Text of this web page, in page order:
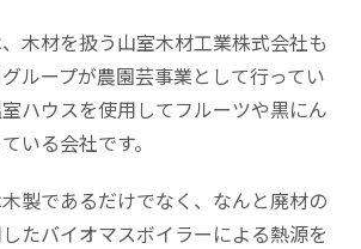
木材を扱う山室木材工業株式会社も
ループが農園芸事業として行ってい
ハウスを使用してフルーツや黒にん
いる会社です。
製であるだけでなく、なんと廃材の
たバイオマスボイラーによる熱源を